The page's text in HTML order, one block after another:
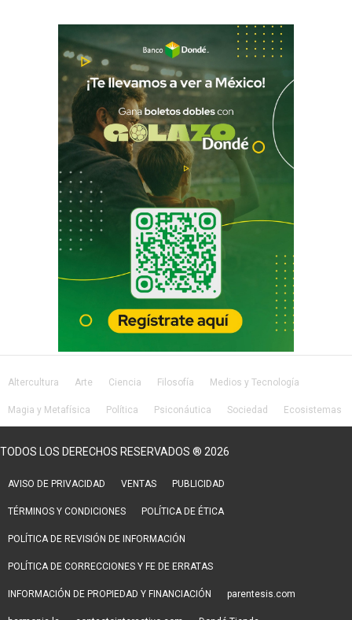
Altercultura Arte Ciencia Filosofía Medios y Tecnología
Magia y Metafísica Política Psiconáutica Sociedad Ecosistemas
TODOS LOS DERECHOS RESERVADOS ® 2026
AVISO DE PRIVACIDAD VENTAS PUBLICIDAD
TÉRMINOS Y CONDICIONES POLÍTICA DE ÉTICA
POLÍTICA DE REVISIÓN DE INFORMACIÓN
POLÍTICA DE CORRECCIONES Y FE DE ERRATAS
INFORMACIÓN DE PROPIEDAD Y FINANCIACIÓN parentesis.com